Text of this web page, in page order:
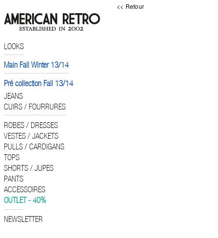
<< Retour
LOOKS
Main Fall Winter 13/14
Pré collection Fall 13/14
JEANS
CUIRS / FOURRURES
ROBES / DRESSES
VESTES / JACKETS
PULLS / CARDIGANS
TOPS
SHORTS / JUPES
PANTS
ACCESSOIRES
OUTLET - 40%
NEWSLETTER